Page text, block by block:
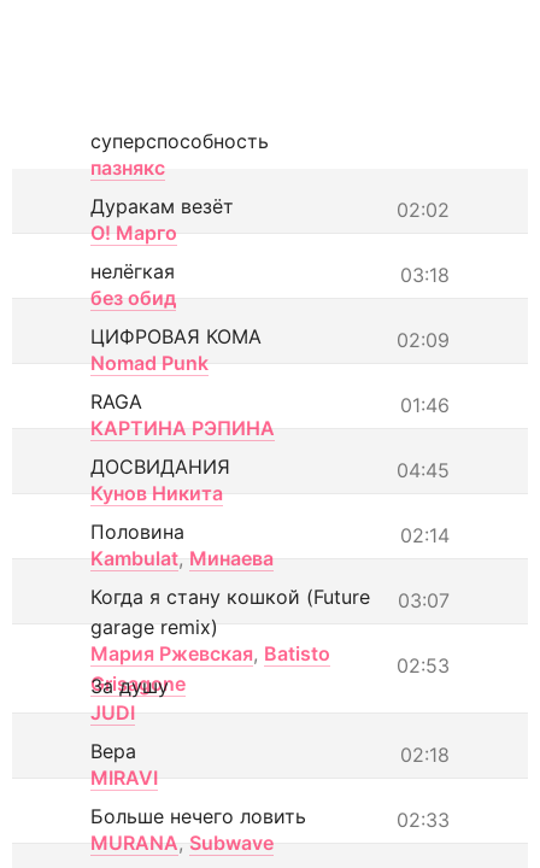
суперспособность
пазнякс
02:02
Дуракам везёт
О! Марго
03:18
нелёгкая
без обид
02:09
ЦИФРОВАЯ КОМА
Nomad Punk
01:46
RAGA
КАРТИНА РЭПИНА
04:45
ДОСВИДАНИЯ
Кунов Никита
02:14
Половина
Kambulat, Минаева
03:07
Когда я стану кошкой (Future
garage remix)
Мария Ржевская, Batisto
Grisagone
02:53
За душу
JUDI
02:18
Вера
MIRAVI
02:33
Больше нечего ловить
MURANA, Subwave